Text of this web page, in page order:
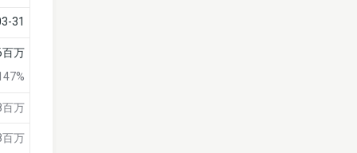
31
万
万
万